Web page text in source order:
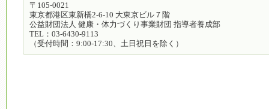
〒105-0021
東京都港区東新橋2-6-10 大東京ビル７階
公益財団法人 健康・体力づくり事業財団 指導者養成部
TEL：03-6430-9113
（受付時間：9:00-17:30、土日祝日を除く）